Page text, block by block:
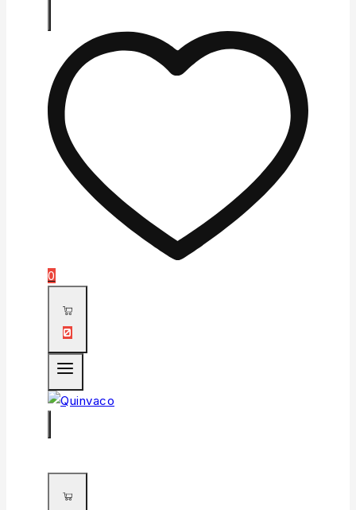
0
0